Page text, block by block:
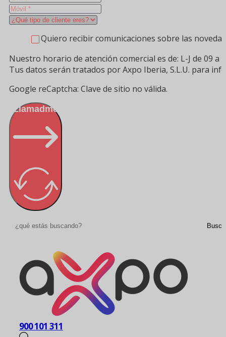
Quiero recibir comunicaciones sobre las
Nuestro horario de atención comercial es de: L-J de 09 a
Tus datos serán tratados por Axpo Iberia, S.L.U. para
Google reCaptcha: Clave de sitio no válida.
Llamadme
900 101 311